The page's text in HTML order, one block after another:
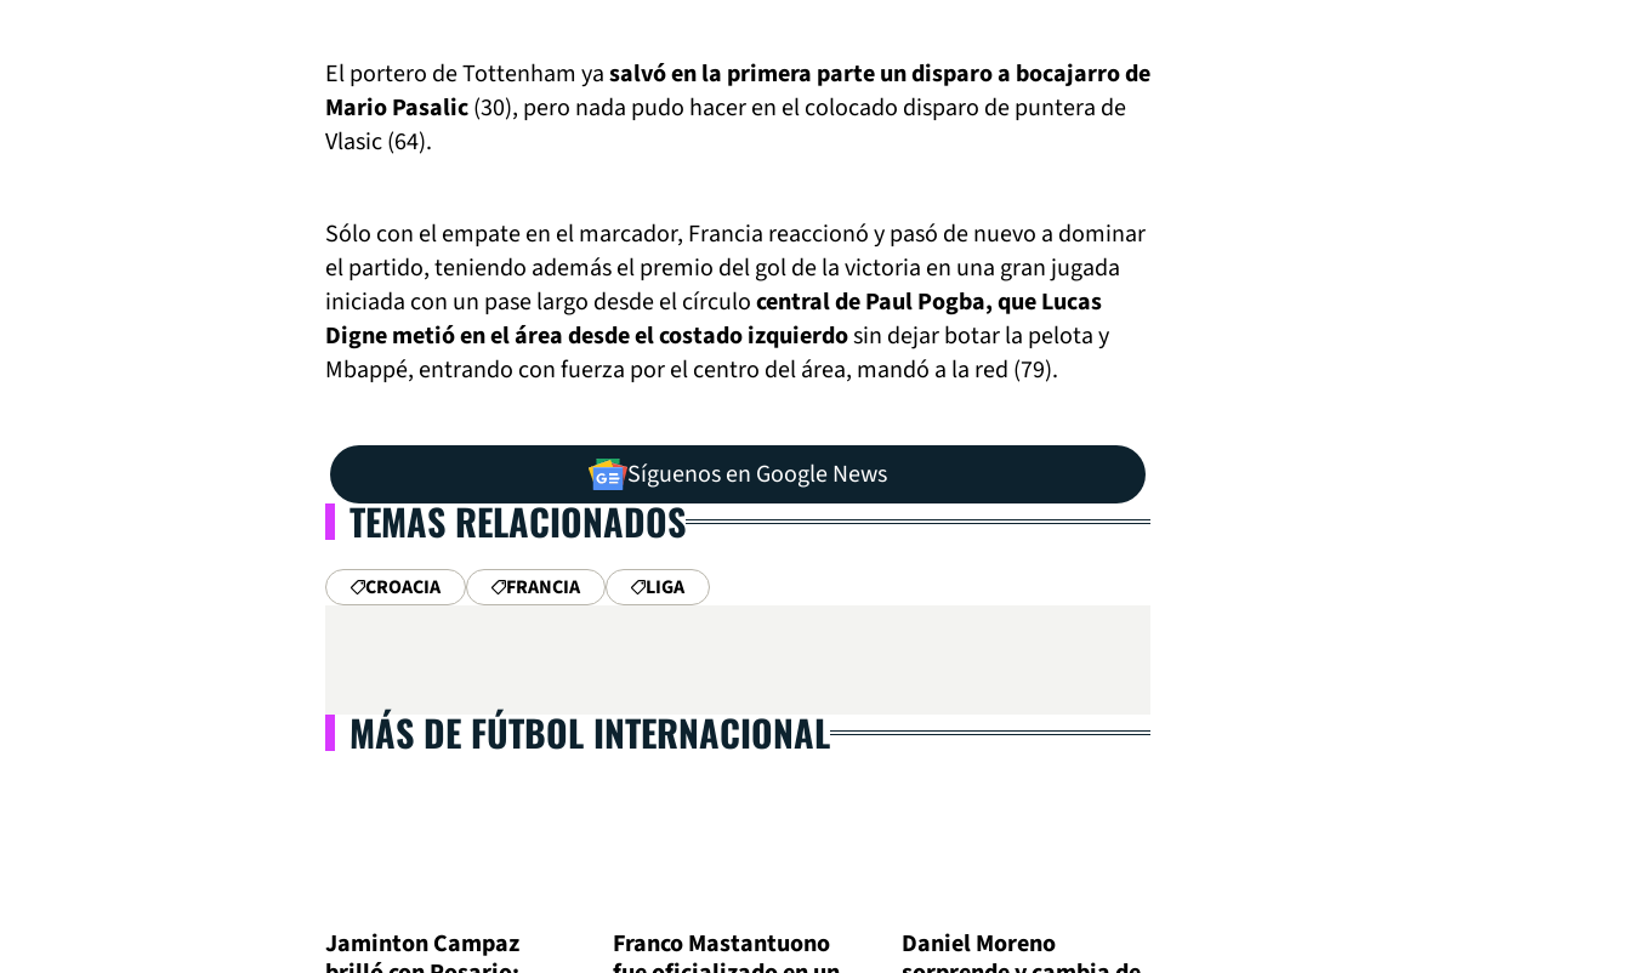
El portero de Tottenham yasalvó en la primera parte un disparo a bocajarro de
Mario Pasalic(30), pero nada pudo hacer en el colocado disparo de puntera de
Vlasic (64).
Sólo con el empate en el marcador, Francia reaccionó y pasó de nuevo a dominar
el partido, teniendo además el premio del gol de la victoria en una gran jugada
iniciada con un pase largo desde el círculocentral de Paul Pogba, que Lucas
Digne metió en el área desde el costado izquierdosin dejar botar la pelota y
Mbappé, entrando con fuerza por el centro del área, mandó a la red (79).
Síguenos en Google News
TEMAS RELACIONADOS
CROACIA FRANCIA LIGA
MÁS DE FÚTBOL INTERNACIONAL
Jaminton Campaz
Franco Mastantuono
Daniel Moreno